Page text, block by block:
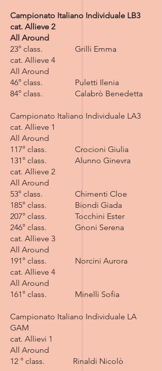
Campionato Italiano Individuale LB3
cat. Allieve 2
All Around
23° class. Grilli Emma
cat. Allieve 4
All Around
46° class. Puletti Ilenia
84° class. Calabrò Benedetta
Campionato Italiano Individuale LA3
cat. Allieve 1
All Around
117° class. Crocioni Giulia
131° class. Alunno Ginevra
cat. Allieve 2
All Around
53° class. Chimenti Cloe
185° class. Biondi Giada
207° class. Tocchini Ester
246° class. Gnoni Serena
cat. Allieve 3
All Around
191° class. Norcini Aurora
cat. Allieve 4
All Around
161° class. Minelli Sofia
Campionato Italiano Individuale LA
GAM
cat. Allievi 1
All Around
12 ° class. Rinaldi Nicolò